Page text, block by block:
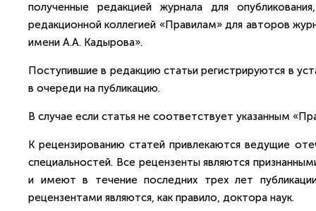
полученные редакцией журнала для
редакционной коллегией «Правилам» для авторов
имени А.А. Кадырова».
Поступившие в редакцию статьи регистрируются в
в очереди на публикацию.
В случае если статья не соответствует указанным
К рецензированию статей привлекаются ведущие
специальностей. Все рецензенты являются
и имеют в течение последних трех лет
рецензентами являются, как правило, доктора наук.